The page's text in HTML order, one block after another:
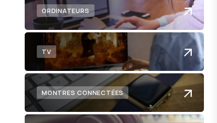
ORDINATEURS
TV
MONTRES CONNECTÉES